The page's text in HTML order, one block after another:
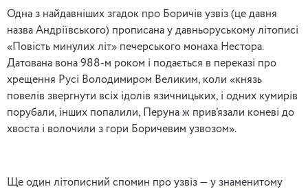
Одна з найдавніших згадок про Боричів узвіз (це давня
назва Андріївського) прописана у давньоруському літописі
«Повість минулих літ» печерського монаха Нестора.
Датована вона 988-м роком і подається в переказі про
хрещення Русі Володимиром Великим, коли «князь
повелів звергнути всіх ідолів язичницьких, і одних кумирів
порубали, інших попалили, Перуна ж прив’язали коневі до
хвоста і волочили з гори Боричевим узвозом».
Ще один літописний спомин про узвіз — у знаменитому